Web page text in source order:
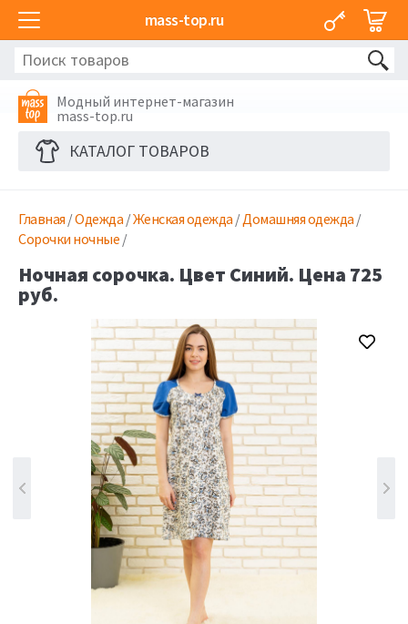
mass-top.ru
Модный интернет-магазин
mass-top.ru
КАТАЛОГ ТОВАРОВ
Главная /Одежда /Женская одежда /Домашняя одежда /
Сорочки ночные /
Ночная сорочка. Цвет Синий. Цена 725
руб.